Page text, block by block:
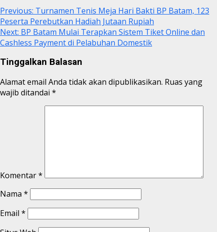
Previous: Turnamen Tenis Meja Hari Bakti BP Batam, 123
Peserta Perebutkan Hadiah Jutaan Rupiah
Next: BP Batam Mulai Terapkan Sistem Tiket Online dan
Cashless Payment di Pelabuhan Domestik
Tinggalkan Balasan
Alamat email Anda tidak akan dipublikasikan. Ruas yang
wajib ditandai *
Komentar*
Nama *
Email *